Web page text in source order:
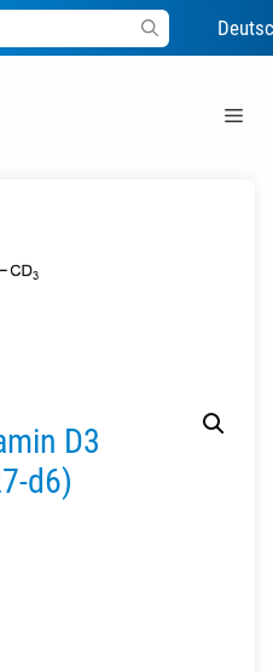
D3
d6)